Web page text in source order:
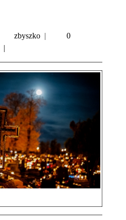
zbyszko |
0
|